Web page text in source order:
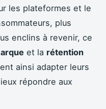
les plateformes et le
plus
enclins à revenir, ce
et la rétention
ainsi adapter leurs
répondre aux